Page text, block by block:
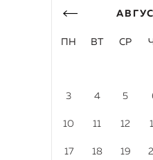
ПН ВТ СР
3 4 5
10 11 12
17 18 19